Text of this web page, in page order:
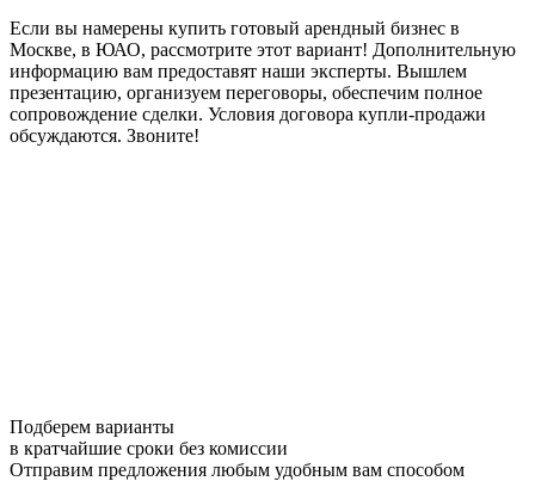
Если вы намерены купить готовый арендный бизнес в
Москве, в ЮАО, рассмотрите этот вариант! Дополнительную
информацию вам предоставят наши эксперты. Вышлем
презентацию, организуем переговоры, обеспечим полное
сопровождение сделки. Условия договора купли-продажи
обсуждаются. Звоните!
Подберем варианты
в кратчайшие сроки без комиссии
Отправим предложения любым удобным вам способом